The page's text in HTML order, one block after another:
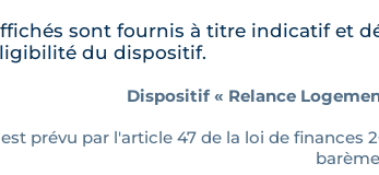
sont fournis à titre indicatif et
du dispositif.
Dispositif « Relance
prévu par l'article 47 de la loi de finances